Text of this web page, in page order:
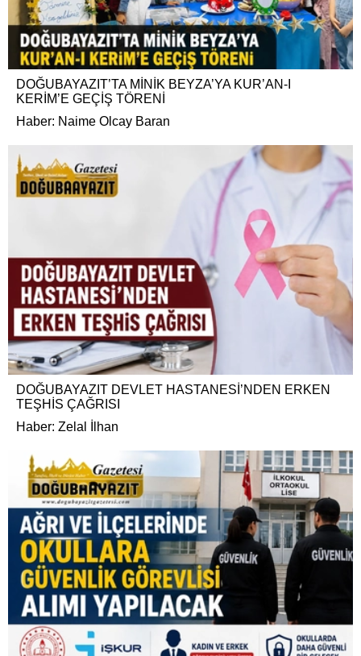
DOĞUBAYAZIT’TA MİNİK BEYZA’YA KUR’AN-I
KERİM’E GEÇİŞ TÖRENİ
Haber: Naime Olcay Baran
DOĞUBAYAZIT DEVLET HASTANESİ’NDEN ERKEN
TEŞHİS ÇAĞRISI
Haber: Zelal İlhan